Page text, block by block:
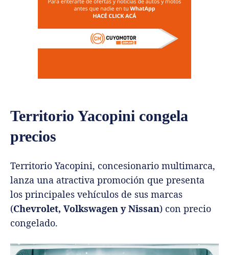
Territorio Yacopini congela
precios
Territorio Yacopini, concesionario multimarca,
lanza una atractiva promoción que presenta
los principales vehículos de sus marcas
(Chevrolet, Volkswagen y Nissan) con precio
congelado.